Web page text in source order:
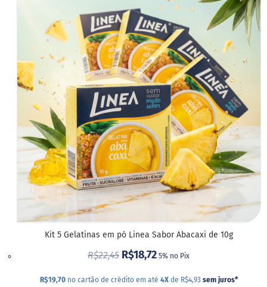
Kit 5 Gelatinas em pó Linea Sabor Abacaxi de 10g
R$22,45 R$18,72 5% no Pix
R$19,70no cartão de crédito em até 4Xde R$4,93 sem juros*
A